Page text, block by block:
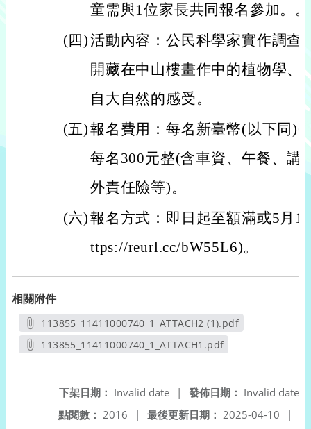
童需與1位家長共同報名參加。。
(四)活動內容：公民科學家實作調查
開藏在中山樓畫作中的植物學、
自大自然的感受。
(五)報名費用：每名新臺幣(以下同
每名300元整(含車資、午餐、講
外責任險等)。
(六)報名方式：即日起至額滿或5月
ttps://reurl.cc/bW55L6)。
相關附件
113855_11411000740_1_ATTACH2 (1).pdf
另開新視窗
113855_11411000740_1_ATTACH1.pdf
發佈日期： Invalid date
下架日期： Invalid date
|
最後更新日期： 2025-04-10 |
點閱數： 2016 |